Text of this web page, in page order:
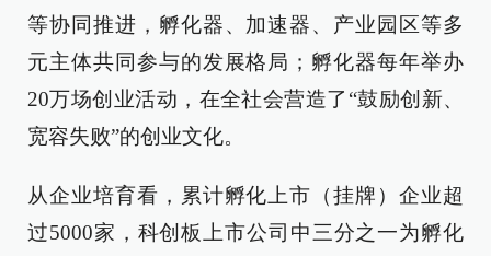
等协同推进，孵化器、加速器、产业园区等多
元主体共同参与的发展格局；孵化器每年举办
20万场创业活动，在全社会营造了“鼓励创新、
宽容失败”的创业文化。
从企业培育看，累计孵化上市（挂牌）企业超
过5000家，科创板上市公司中三分之一为孵化